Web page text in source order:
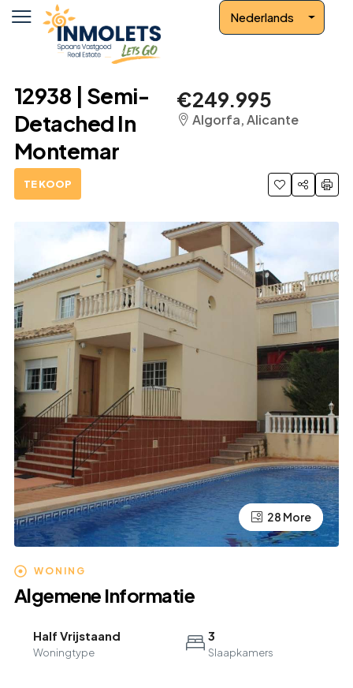
Nederlands
12938 | Semi-
Detached In
Montemar
TE KOOP
€249.995
Algorfa, Alicante
24 More
28 More
WONING
Algemene Informatie
Half Vrijstaand
Woningtype
3
Slaapkamers